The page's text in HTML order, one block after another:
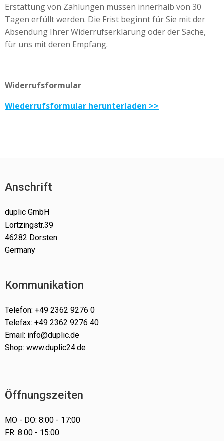
Erstattung von Zahlungen müssen innerhalb von 30
Tagen erfüllt werden. Die Frist beginnt für Sie mit der
Absendung Ihrer Widerrufserklärung oder der Sache,
für uns mit deren Empfang.
Widerrufsformular
Wiederrufsformular herunterladen >>
Anschrift
duplic GmbH
Lortzingstr.39
46282 Dorsten
Germany
Kommunikation
Telefon: +49 2362 9276 0
Telefax: +49 2362 9276 40
Email: info@duplic.de
Shop: www.duplic24.de
Öffnungszeiten
MO - DO: 8:00 - 17:00
FR: 8:00 - 15:00